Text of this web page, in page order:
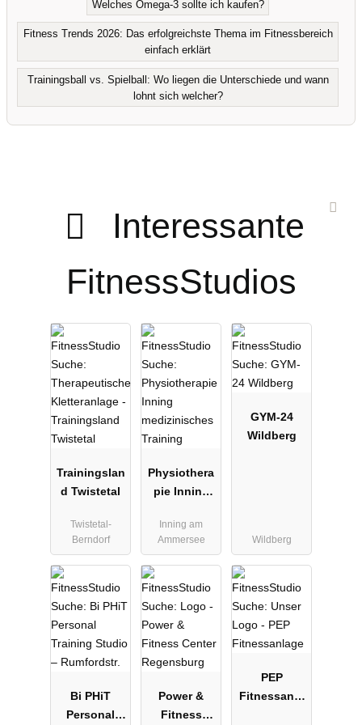
Interessante
FitnessStudios
Trainingslan
d Twistetal
Twistetal-
Berndorf
Physiothera
pie Inning
es Training
Inning am
Ammersee
GYM-24
Wildberg
Wildberg
Bi PHiT
Personal
Power &
Fitness
PEP
Fitnessanla
Welches Omega-3 sollte ich kaufen?
Fitness Trends 2026: Das erfolgreichste Thema im Fitnessbereich
einfach erklärt
Trainingsball vs. Spielball: Wo liegen die Unterschiede und wann
lohnt sich welcher?